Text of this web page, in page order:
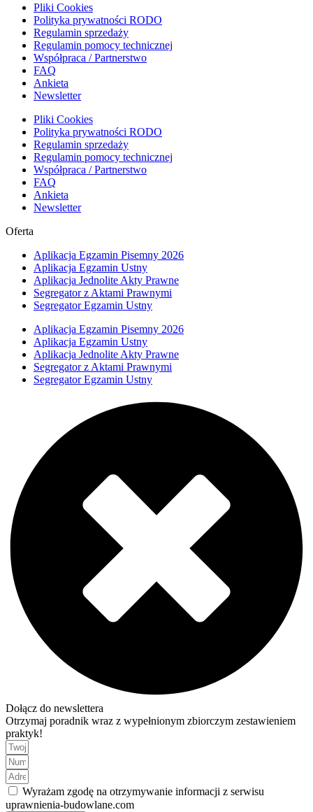
Pliki Cookies
Polityka prywatności RODO
Regulamin sprzedaży
Regulamin pomocy technicznej
Współpraca / Partnerstwo
FAQ
Ankieta
Newsletter
Pliki Cookies
Polityka prywatności RODO
Regulamin sprzedaży
Regulamin pomocy technicznej
Współpraca / Partnerstwo
FAQ
Ankieta
Newsletter
Oferta
Aplikacja Egzamin Pisemny 2026
Aplikacja Egzamin Ustny
Aplikacja Jednolite Akty Prawne
Segregator z Aktami Prawnymi
Segregator Egzamin Ustny
Aplikacja Egzamin Pisemny 2026
Aplikacja Egzamin Ustny
Aplikacja Jednolite Akty Prawne
Segregator z Aktami Prawnymi
Segregator Egzamin Ustny
Dołącz do newslettera
Otrzymaj poradnik wraz z wypełnionym zbiorczym zestawieniem
praktyk!
Wyrażam zgodę na otrzymywanie informacji z serwisu
uprawnienia-budowlane.com